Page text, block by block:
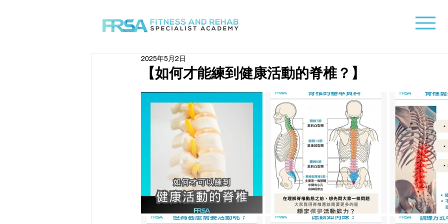
【如何才能練到健康活動的脊椎？】
2025年5月2日